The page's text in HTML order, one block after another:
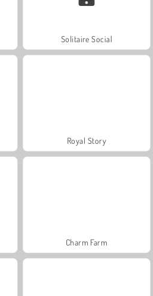
Solitaire Social
Royal Story
Charm Farm